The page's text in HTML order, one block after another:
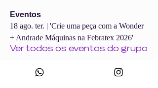
Eventos
18 ago. ter. | 'Crie uma peça com a Wonder
+ Andrade Máquinas na Febratex 2026'
Ver todos os eventos do grupo